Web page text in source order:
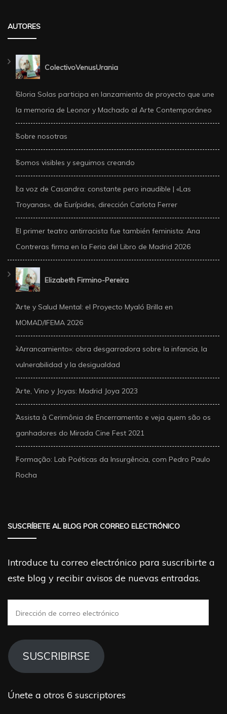
AUTORES
ColectivoVenusUrania
Gloria Solas participa en lanzamiento de proyecto que une
la memoria de Leonor y Machado al Arte Contemporáneo
Sobre nosotras
Somos visibles y seguimos creando
La voz de Casandra: constante pero inaudible | «Las
Troyanas», de Eurípides, dirección Carlota Ferrer
El primer teatro antirracista fue también feminista: Ana
Contreras firma en la Feria del Libro de Madrid 2026
Elizabeth Firmino-Pereira
Arte y Salud Mental: el Proyecto Myaló Brilla en
MOMAD/IFEMA 2026
«Arrancamiento»: obra desgarradora sobre la infancia, la
vulnerabilidad y la desigualdad
Arte, Vino y Joyas: Madrid Joya 2023
Assista à Cerimônia de Encerramento e veja quem são os
ganhadores do Mirada Cine Fest 2021
Formação: Lab Poéticas da Insurgência, com Pedro Paulo
Rocha
SUSCRÍBETE AL BLOG POR CORREO ELECTRÓNICO
Introduce tu correo electrónico para suscribirte a
este blog y recibir avisos de nuevas entradas.
de
correo
electrónico
SUSCRIBIRSE
Únete a otros 6 suscriptores